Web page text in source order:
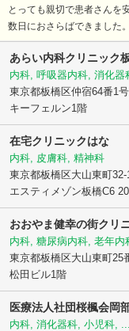
とっても親切で患者さんを
数日におさらばできました。
あらい内科クリニック
内科, 呼吸器内科, 消化器
東京都板橋区仲宿64番1号
キーフェルン1階
在宅クリニックはな
内科, 皮膚科, 精神科
東京都板橋区大山東町32-
エスティメゾン板橋C6
おおやま健幸の街クリ
内科, 糖尿病内科, 老年内
東京都板橋区大山東町25
松田ビル1階
医療法人社団桜楓会岡
内科, 消化器科, 小児科, ...